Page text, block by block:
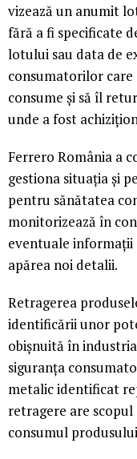
vizează un anumit
fără a fi specificate
lotului sau data de
consumatorilor care
consume și să îl
unde a fost
Ferrero România a
gestiona situația și
pentru sănătatea
monitorizează în
eventuale
apărea noi detalii.
Retragerea
identificării unor
obișnuită în
siguranța
metalic identificat
retragere are
consumul